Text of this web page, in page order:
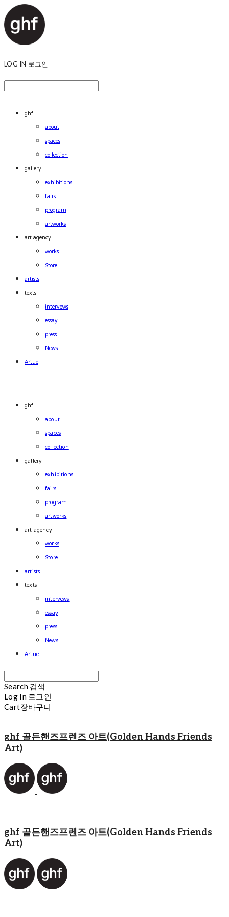
LOG IN 로그인
ghf
about
spaces
collection
gallery
exhibitions
fairs
program
artworks
art agency
works
Store
artists
texts
intervews
essay
press
News
Artue
ghf
about
spaces
collection
gallery
exhibitions
fairs
program
artworks
art agency
works
Store
artists
texts
intervews
essay
press
News
Artue
Search 검색
Log In 로그인
Cart장바구니
ghf 골든핸즈프렌즈 아트(Golden Hands Friends
Art)
ghf 골든핸즈프렌즈 아트(Golden Hands Friends
Art)